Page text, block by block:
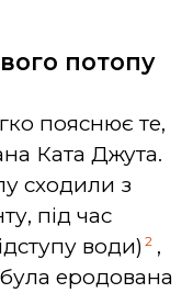
потопу
пояснює те,
Ката Джута.
сходили з
під час
води) 2 ,
еродована